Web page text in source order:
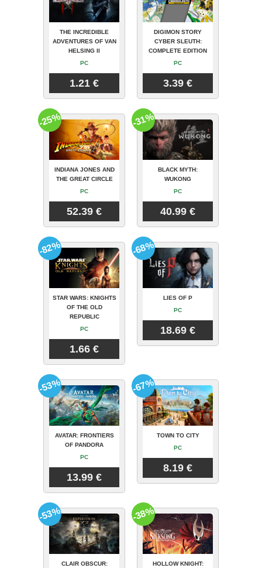
THE INCREDIBLE
ADVENTURES OF VAN
HELSING II
PC
1.21 €
DIGIMON STORY
CYBER SLEUTH:
COMPLETE EDITION
PC
3.39 €
INDIANA JONES AND
THE GREAT CIRCLE
PC
52.39 €
-25%
BLACK MYTH:
WUKONG
PC
40.99 €
-31%
STAR WARS: KNIGHTS
OF THE OLD
REPUBLIC
PC
1.66 €
-82%
LIES OF P
PC
18.69 €
-68%
AVATAR: FRONTIERS
OF PANDORA
PC
13.99 €
-53%
TOWN TO CITY
PC
8.19 €
-67%
CLAIR OBSCUR:
-53%
HOLLOW KNIGHT:
-38%